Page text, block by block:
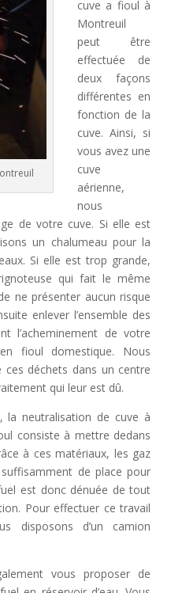
cuve a fioul à
Montreuil
peut être
effectuée de
deux façons
différentes en
fonction de la
cuve. Ainsi, si
vous avez une
cuve
aérienne,
nous
de votre cuve. Si elle est
un chalumeau pour la
Si elle est trop grande,
qui fait le même
ne présenter aucun risque
enlever l’ensemble des
l’acheminement de votre
fioul domestique. Nous
ces déchets dans un centre
qui leur est dû.
la neutralisation de cuve à
consiste à mettre dedans
à ces matériaux, les gaz
de place pour
est donc dénuée de tout
Pour effectuer ce travail
disposons d’un camion
vous proposer de